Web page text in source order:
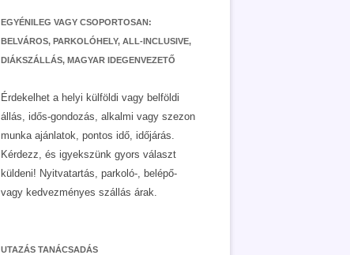
EGYÉNILEG VAGY CSOPORTOSAN:
BELVÁROS, PARKOLÓHELY, ALL-INCLUSIVE,
DIÁKSZÁLLÁS, MAGYAR IDEGENVEZETŐ
Érdekelhet a helyi külföldi vagy belföldi
állás, idős-gondozás, alkalmi vagy szezon
munka ajánlatok, pontos idő, időjárás.
Kérdezz, és igyekszünk gyors választ
küldeni! Nyitvatartás, parkoló-, belépő-
vagy kedvezményes szállás árak.
UTAZÁS TANÁCSADÁS